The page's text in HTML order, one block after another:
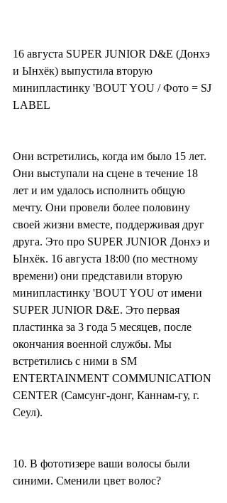
16 августа SUPER JUNIOR D&E (Донхэ
и Ынхёк) выпустила вторую
минипластинку 'BOUT YOU / Фото = SJ
LABEL
Они встретились, когда им было 15 лет.
Они выступали на сцене в течение 18
лет и им удалось исполнить общую
мечту. Они провели более половину
своей жизни вместе, поддерживая друг
друга. Это про SUPER JUNIOR Донхэ и
Ынхёк. 16 августа 18:00 (по местному
времени) они представили вторую
минипластинку 'BOUT YOU от имени
SUPER JUNIOR D&E. Это первая
пластинка за 3 года 5 месяцев, после
окончания военной службы. Мы
встретились с ними в SM
ENTERTAINMENT COMMUNICATION
CENTER (Самсунг-донг, Каннам-гу, г.
Сеул).
10. В фототизере ваши волосы были
синими. Сменили цвет волос?